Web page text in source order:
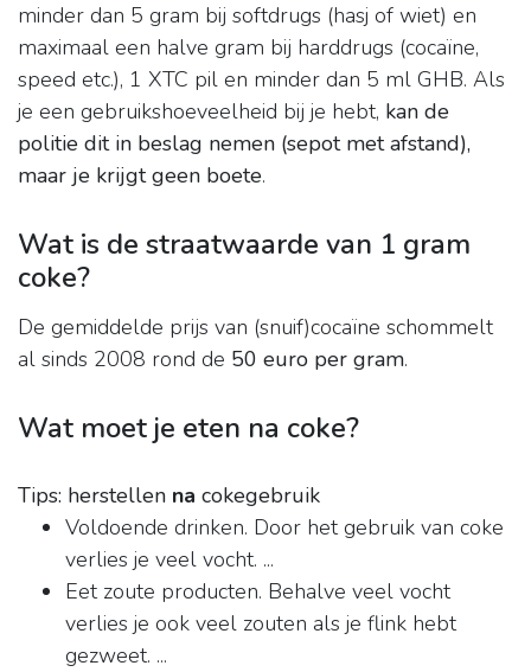
minder dan 5 gram bij softdrugs (hasj of wiet) en
maximaal een halve gram bij harddrugs (cocaïne,
speed etc.), 1 XTC pil en minder dan 5 ml GHB. Als
je een gebruikshoeveelheid bij je hebt, kan de
politie dit in beslag nemen (sepot met afstand),
maar je krijgt geen boete.
Wat is de straatwaarde van 1 gram
coke?
De gemiddelde prijs van (snuif)cocaïne schommelt
al sinds 2008 rond de 50 euro per gram.
Wat moet je eten na coke?
Tips: herstellen na cokegebruik
Voldoende drinken. Door het gebruik van coke
verlies je veel vocht. ...
Eet zoute producten. Behalve veel vocht
verlies je ook veel zouten als je flink hebt
gezweet. ...